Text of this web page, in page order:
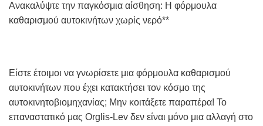
Ανακαλύψτε την παγκόσμια αίσθηση: Η φόρμουλα
καθαρισμού αυτοκινήτων χωρίς νερό**
Είστε έτοιμοι να γνωρίσετε μια φόρμουλα καθαρισμού
αυτοκινήτων που έχει κατακτήσει τον κόσμο της
αυτοκινητοβιομηχανίας; Μην κοιτάξετε παραπέρα! Το
επαναστατικό μας Orglis-Lev δεν είναι μόνο μια αλλαγή στο